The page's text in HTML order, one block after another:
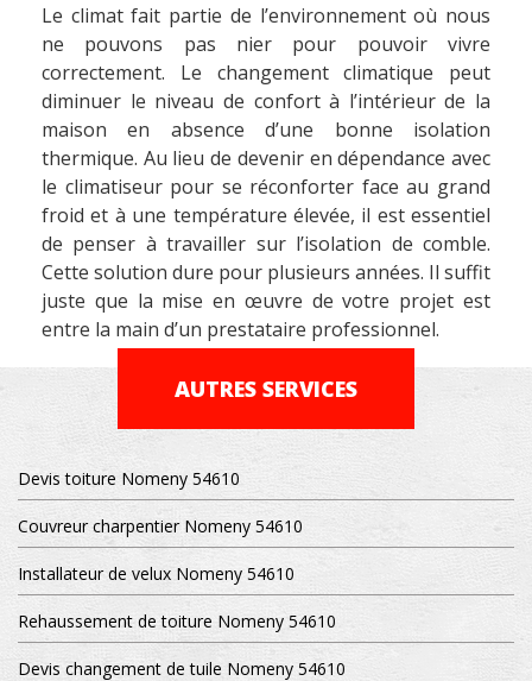
Le climat fait partie de l’environnement où nous
ne pouvons pas nier pour pouvoir vivre
correctement. Le changement climatique peut
diminuer le niveau de confort à l’intérieur de la
maison en absence d’une bonne isolation
thermique. Au lieu de devenir en dépendance avec
le climatiseur pour se réconforter face au grand
froid et à une température élevée, il est essentiel
de penser à travailler sur l’isolation de comble.
Cette solution dure pour plusieurs années. Il suffit
juste que la mise en œuvre de votre projet est
entre la main d’un prestataire professionnel.
AUTRES SERVICES
Devis toiture Nomeny 54610
Couvreur charpentier Nomeny 54610
Installateur de velux Nomeny 54610
Rehaussement de toiture Nomeny 54610
Devis changement de tuile Nomeny 54610